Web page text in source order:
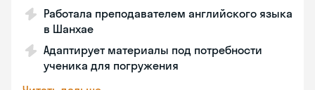
Работала преподавателем английского языка
в Шанхае
Адаптирует материалы под потребности
ученика для погружения